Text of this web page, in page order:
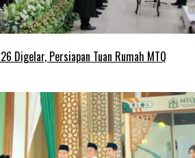
Digelar, Persiapan Tuan Rumah MTQ